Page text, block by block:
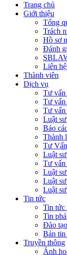
Trang chủ
Giới thiệu
Tổng
Trách
Hồ sơ
Đánh
Liên
Thành viên
Dịch vụ
Tư vấn
Tư vấn
Tư vấn
Luật
Báo
Thành
Tư
Luật
Tư vấn
Luật
Luật
Luật
Tin tức
Tin
Tin
Đào
Bản tin
Truyền thông
Ảnh